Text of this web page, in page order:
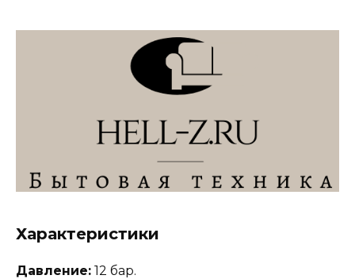
Характеристики
Давление: 12 бар.